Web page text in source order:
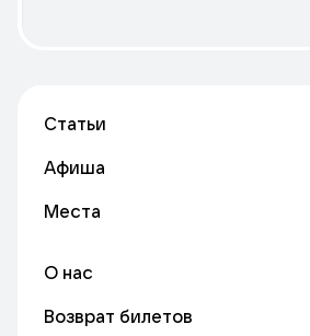
Статьи
Афиша
Места
О нас
Возврат билетов